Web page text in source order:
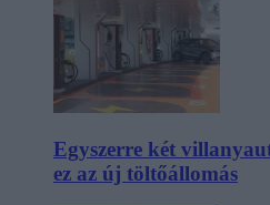
Egyszerre két
ez az új töltőállomás